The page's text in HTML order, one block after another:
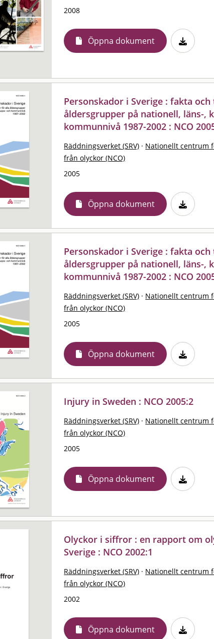
2008
Öppna dokument
Personskador i Sverige : fakta
åldersgrupper på nationell, läns-,
kommunnivå 1987-2002 : NCO
Räddningsverket (SRV) · Nationellt centrum
från olyckor (NCO)
2005
Öppna dokument
Personskador i Sverige : fakta
åldersgrupper på nationell, läns-,
kommunnivå 1987-2002 : NCO
Räddningsverket (SRV) · Nationellt centrum
från olyckor (NCO)
2005
Öppna dokument
Injury in Sweden : NCO 2005:2
Räddningsverket (SRV) · Nationellt centrum
från olyckor (NCO)
2005
Öppna dokument
Olyckor i siffror : en rapport om
Sverige : NCO 2002:1
Räddningsverket (SRV) · Nationellt centrum
från olyckor (NCO)
2002
Öppna dokument